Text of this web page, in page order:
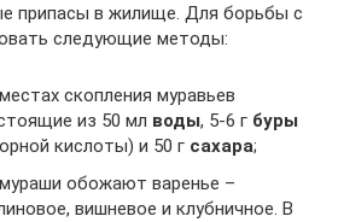
припасы в жилище. Для борьбы с
следующие методы:
скопления муравьев
из 50 мл воды, 5-6 г буры
кислоты) и 50 г сахара;
обожают варенье –
вишневое и клубничное. В